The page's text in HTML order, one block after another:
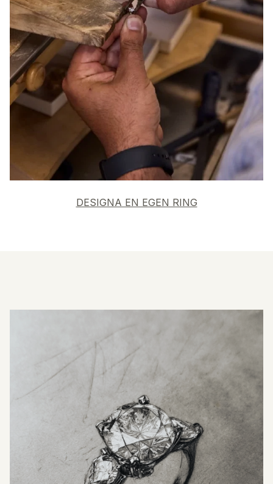
DESIGNA EN EGEN RING